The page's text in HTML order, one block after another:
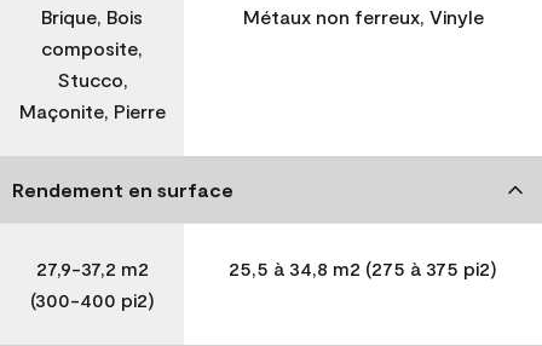
Brique, Bois
composite,
Stucco,
Maçonite, Pierre
Métaux non ferreux, Vinyle
Rendement en surface
27,9-37,2 m2
(300-400 pi2)
25,5 à 34,8 m2 (275 à 375 pi2)